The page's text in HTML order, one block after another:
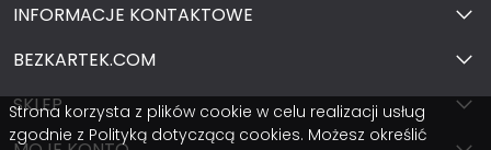
INFORMACJE KONTAKTOWE
BEZKARTEK.COM
SKLEP
Strona korzysta z plików cookie w celu realizacji usług
zgodnie z Polityką dotyczącą cookies. Możesz określić